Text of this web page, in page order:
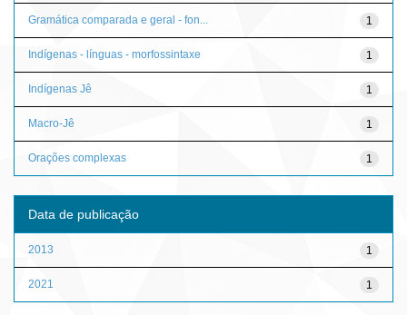
1
Gramática comparada e geral - fon...
1
Indígenas - línguas - morfossintaxe
1
Indígenas Jê
1
Macro-Jê
1
Orações complexas
Data de publicação
1
2013
1
2021